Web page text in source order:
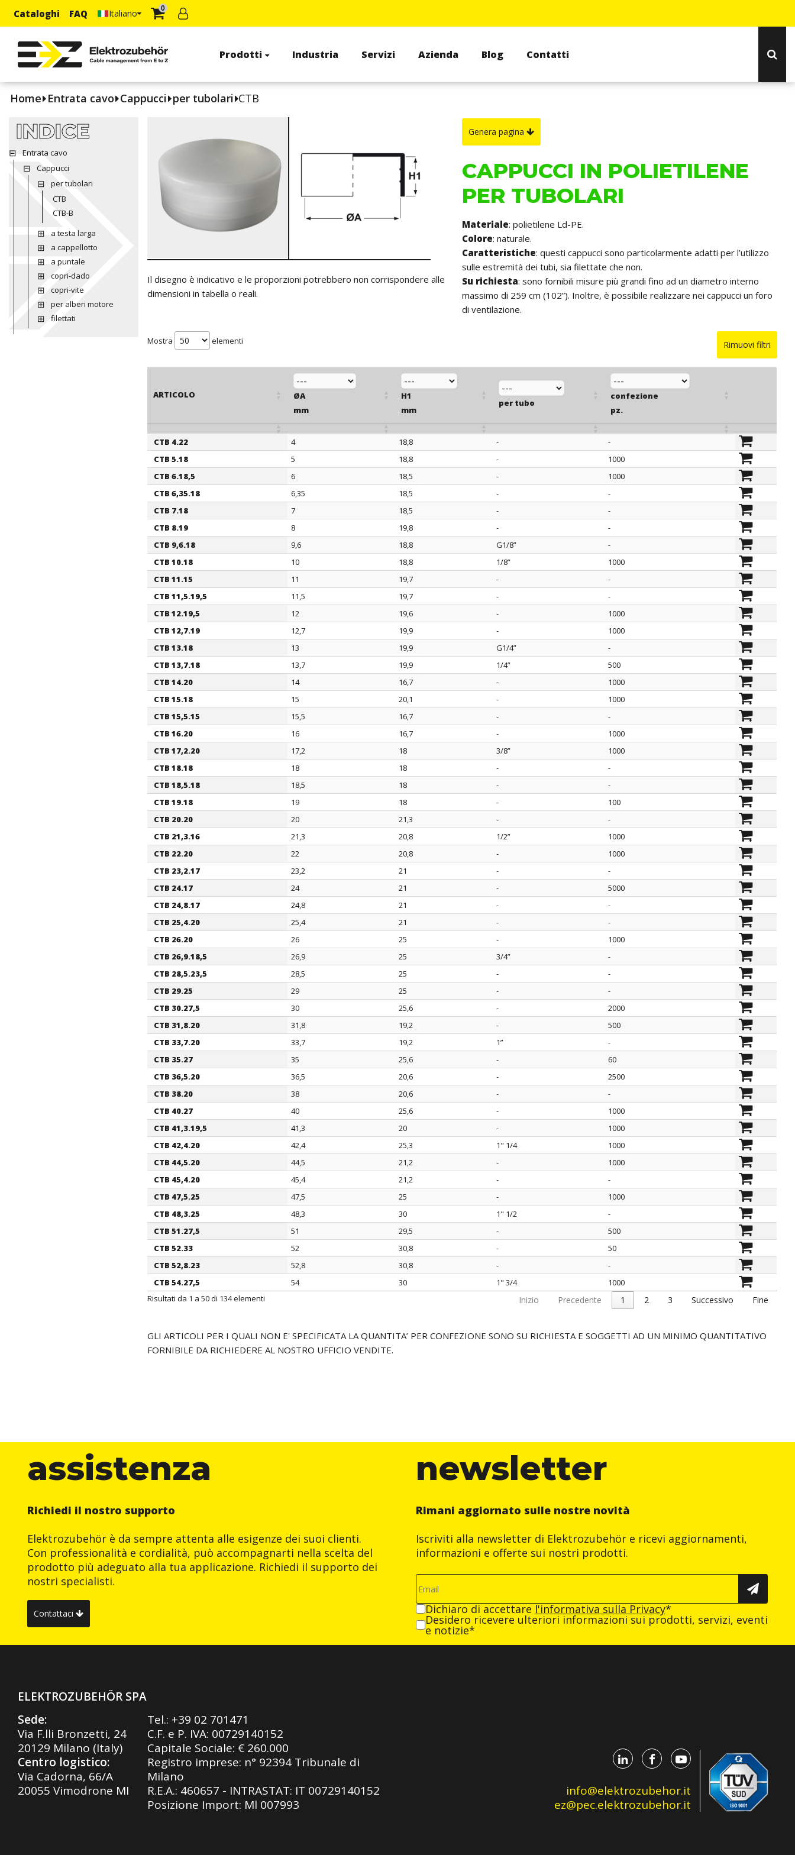
Cataloghi FAQ Italiano 0
Prodotti Industria Servizi Azienda Blog Contatti
Home Entrata cavo Cappucci per tubolari CTB
INDICE
Entrata cavo
Cappucci
per tubolari
CTB
CTB-B
a testa larga
a cappellotto
a puntale
copri-dado
copri-vite
per alberi motore
filettati
Il disegno è indicativo e le proporzioni potrebbero non corrispondere alle
dimensioni in tabella o reali.
Genera pagina
CAPPUCCI IN POLIETILENE
PER TUBOLARI
Materiale: polietilene Ld-PE.
Colore: naturale.
Caratteristiche: questi cappucci sono particolarmente adatti per l’utilizzo
sulle estremità dei tubi, sia filettate che non.
Su richiesta: sono fornibili misure più grandi fino ad un diametro interno
massimo di 259 cm (102”). Inoltre, è possibile realizzare nei cappucci un foro
di ventilazione.
Rimuovi filtri
Mostra elementi
ARTICOLO
ØA
mm
H1
mm
per tubo
confezione
pz.
ARTICOLO
ØA
mm
H1
mm
per tubo
confezione
pz.
CTB 4.22 4 18,8 -
-
CTB 5.18
5 18,8 -
1000
CTB 6.18,5
6 18,5 -
1000
CTB 6,35.18
6,35 18,5 -
-
CTB 7.18
7 18,5 -
-
CTB 8.19
8 19,8 -
-
CTB 9,6.18
9,6 18,8 G1/8”
-
CTB 10.18
10 18,8 1/8”
1000
CTB 11.15
11 19,7 -
-
CTB 11,5.19,5
11,5 19,7 -
-
CTB 12.19,5
12 19,6 -
1000
CTB 12,7.19
12,7 19,9 -
1000
CTB 13.18
13 19,9 G1/4”
-
CTB 13,7.18
13,7 19,9 1/4”
500
CTB 14.20
14 16,7 -
1000
CTB 15.18
15 20,1 -
1000
CTB 15,5.15
15,5 16,7 -
-
CTB 16.20
16 16,7 -
1000
CTB 17,2.20
17,2 18 3/8”
1000
CTB 18.18
18 18 -
-
CTB 18,5.18
18,5 18 -
-
CTB 19.18
19 18 -
100
CTB 20.20
20 21,3 -
-
CTB 21,3.16
21,3 20,8 1/2”
1000
CTB 22.20
22 20,8 -
1000
CTB 23,2.17
23,2 21 -
-
CTB 24.17
24 21 -
5000
CTB 24,8.17
24,8 21 -
-
CTB 25,4.20
25,4 21 -
-
CTB 26.20
26 25 -
1000
CTB 26,9.18,5
26,9 25 3/4”
-
CTB 28,5.23,5
28,5 25 -
-
CTB 29.25
29 25 -
-
CTB 30.27,5
30 25,6 -
2000
CTB 31,8.20
31,8 19,2 -
500
CTB 33,7.20
33,7 19,2 1”
-
CTB 35.27
35 25,6 -
60
CTB 36,5.20
36,5 20,6 -
2500
CTB 38.20
38 20,6 -
-
CTB 40.27
40 25,6 -
1000
CTB 41,3.19,5
41,3 20 -
1000
CTB 42,4.20
42,4 25,3 1" 1/4
1000
CTB 44,5.20
44,5 21,2 -
1000
CTB 45,4.20
45,4 21,2 -
-
CTB 47,5.25
47,5 25 -
1000
CTB 48,3.25
48,3 30 1" 1/2
-
CTB 51.27,5
51 29,5 -
500
CTB 52.33
52 30,8 -
50
CTB 52,8.23
52,8 30,8 -
-
CTB 54.27,5
54 30 1" 3/4
1000
Risultati da 1 a 50 di 134 elementi
Inizio Precedente 1 2 3 Successivo Fine
GLI ARTICOLI PER I QUALI NON E' SPECIFICATA LA QUANTITA’ PER CONFEZIONE SONO SU RICHIESTA E SOGGETTI AD UN MINIMO QUANTITATIVO
FORNIBILE DA RICHIEDERE AL NOSTRO UFFICIO VENDITE.
assistenza
Richiedi il nostro supporto
Elektrozubehör è da sempre attenta alle esigenze dei suoi clienti.
Con professionalità e cordialità, può accompagnarti nella scelta del
prodotto più adeguato alla tua applicazione. Richiedi il supporto dei
nostri specialisti.
Contattaci
newsletter
Rimani aggiornato sulle nostre novità
Iscriviti alla newsletter di Elektrozubehör e ricevi aggiornamenti,
informazioni e offerte sui nostri prodotti.
Dichiaro di accettare l'informativa sulla Privacy*
Desidero ricevere ulteriori informazioni sui prodotti, servizi, eventi
e notizie*
ELEKTROZUBEHÖR SPA
Sede:
Via F.lli Bronzetti, 24
20129 Milano (Italy)
Centro logistico:
Via Cadorna, 66/A
20055 Vimodrone MI
info@elektrozubehor.it
ez@pec.elektrozubehor.it
Tel.: +39 02 701471
C.F. e P. IVA: 00729140152
Capitale Sociale: € 260.000
Registro imprese: n° 92394 Tribunale di
Milano
R.E.A.: 460657 - INTRASTAT: IT 00729140152
Posizione Import: Ml 007993